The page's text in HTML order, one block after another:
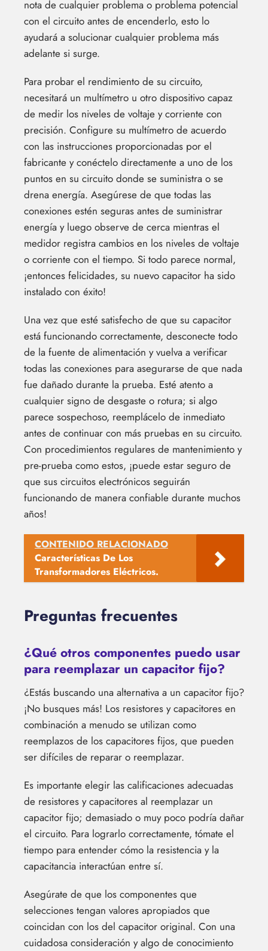
nota de cualquier problema o problema potencial
con el circuito antes de encenderlo, esto lo
ayudará a solucionar cualquier problema más
adelante si surge.
Para probar el rendimiento de su circuito,
necesitará un multímetro u otro dispositivo capaz
de medir los niveles de voltaje y corriente con
precisión. Configure su multímetro de acuerdo
con las instrucciones proporcionadas por el
fabricante y conéctelo directamente a uno de los
puntos en su circuito donde se suministra o se
drena energía. Asegúrese de que todas las
conexiones estén seguras antes de suministrar
energía y luego observe de cerca mientras el
medidor registra cambios en los niveles de voltaje
o corriente con el tiempo. Si todo parece normal,
¡entonces felicidades, su nuevo capacitor ha sido
instalado con éxito!
Una vez que esté satisfecho de que su capacitor
está funcionando correctamente, desconecte todo
de la fuente de alimentación y vuelva a verificar
todas las conexiones para asegurarse de que nada
fue dañado durante la prueba. Esté atento a
cualquier signo de desgaste o rotura; si algo
parece sospechoso, reemplácelo de inmediato
antes de continuar con más pruebas en su circuito.
Con procedimientos regulares de mantenimiento y
pre-prueba como estos, ¡puede estar seguro de
que sus circuitos electrónicos seguirán
funcionando de manera confiable durante muchos
años!
CONTENIDO RELACIONADO
Características De Los
Transformadores Eléctricos.
Preguntas frecuentes
¿Qué otros componentes puedo usar
para reemplazar un capacitor fijo?
¿Estás buscando una alternativa a un capacitor fijo?
¡No busques más! Los resistores y capacitores en
combinación a menudo se utilizan como
reemplazos de los capacitores fijos, que pueden
ser difíciles de reparar o reemplazar.
Es importante elegir las calificaciones adecuadas
de resistores y capacitores al reemplazar un
capacitor fijo; demasiado o muy poco podría dañar
el circuito. Para lograrlo correctamente, tómate el
tiempo para entender cómo la resistencia y la
capacitancia interactúan entre sí.
Asegúrate de que los componentes que
selecciones tengan valores apropiados que
coincidan con los del capacitor original. Con una
cuidadosa consideración y algo de conocimiento